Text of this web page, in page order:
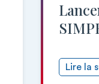
Lire la